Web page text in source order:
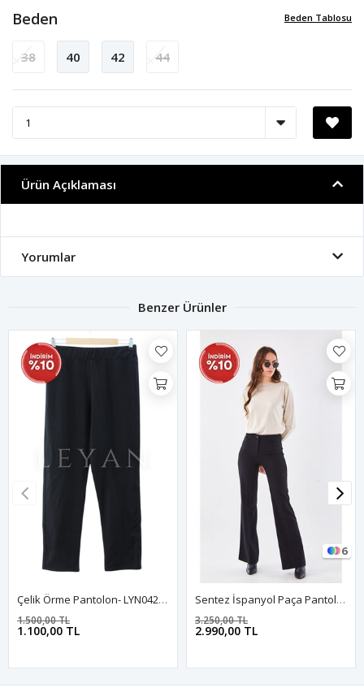
Beden Tablosu
Beden
38 40 42 44
Ürün Açıklaması
Yorumlar
Benzer Ürünler
Çelik Örme Pantolon- LYN04223 Siyah
1.100,00 TL
1.500,00 TL
6
Sentez İspanyol Paça Pantolon- LYN01454 Siyah
2.990,00 TL
3.250,00 TL